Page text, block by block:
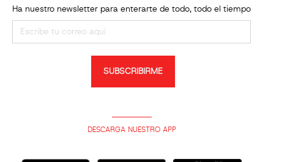
Ha nuestro newsletter para enterarte de todo, todo el tiempo
SUBSCRIBIRME
DESCARGA NUESTRO APP